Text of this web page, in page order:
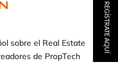
sobre el Real Estate
de PropTech
REGÍSTRATE AQUÍ